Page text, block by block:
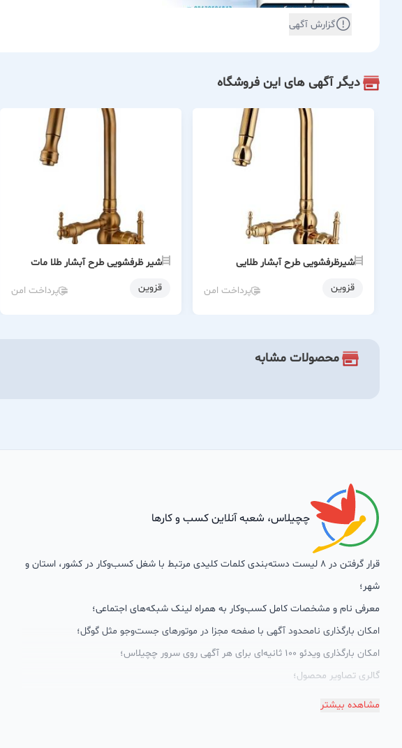
گزارش آگهی
دیگر آگهی های این فروشگاه
شیرظرفشویی طرح آبشار طلایی
قزوین
پرداخت امن
شیر ظرفشویی طرح آبشار طلا مات
قزوین
پرداخت امن
محصولات مشابه
چچیلاس، شعبه آنلاین کسب و کارها
قرار گرفتن در 8 لیست دسته‌بندی کلمات کلیدی مرتبط با شغل کسب‌وکار در کشور، استان و
شهر؛
معرفی نام و مشخصات کامل کسب‌وکار به همراه لینک شبکه‌های اجتماعی؛
امکان بارگذاری نامحدود آگهی با صفحه مجزا در موتورهای جست‌وجو مثل گوگل؛
امکان بارگذاری ویدئو 100 ثانیه‌ای برای هر آگهی روی سرور چچیلاس؛
گالری تصاویر محصول؛
امکان دسته‌بندی آگهی‌ها
مشاهده بیشتر